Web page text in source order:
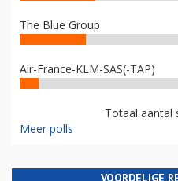
The Blue Group
Air-France-KLM-SAS(-TAP)
Totaal aantal
Meer polls
VOORDELIGE